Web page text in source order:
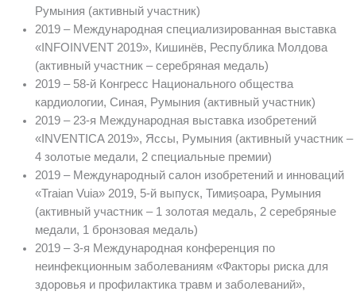
Румыния (активный участник)
2019 – Международная специализированная выставка
«INFOINVENT 2019», Кишинёв, Республика Молдова
(активный участник – серебряная медаль)
2019 – 58-й Конгресс Национального общества
кардиологии, Синая, Румыния (активный участник)
2019 – 23-я Международная выставка изобретений
«INVENTICA 2019», Яссы, Румыния (активный участник –
4 золотые медали, 2 специальные премии)
2019 – Международный салон изобретений и инноваций
«Traian Vuia» 2019, 5-й выпуск, Тимиșоара, Румыния
(активный участник – 1 золотая медаль, 2 серебряные
медали, 1 бронзовая медаль)
2019 – 3-я Международная конференция по
неинфекционным заболеваниям «Факторы риска для
здоровья и профилактика травм и заболеваний»,